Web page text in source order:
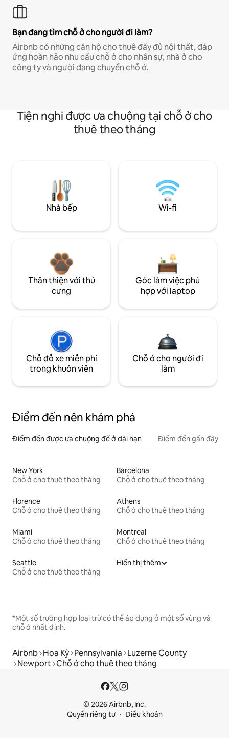
Bạn đang tìm chỗ ở cho người đi làm?
Airbnb có những căn hộ cho thuê đầy đủ nội thất, đáp
ứng hoàn hảo nhu cầu chỗ ở cho nhân sự, nhà ở cho
công ty và người đang chuyển chỗ ở.
Tiện nghi được ưa chuộng tại chỗ ở cho
thuê theo tháng
Nhà bếp Wi-fi
Thân thiện với thú
cưng
Góc làm việc phù
hợp với laptop
Chỗ đỗ xe miễn phí
trong khuôn viên
Chỗ ở cho người đi
làm
Điểm đến nên khám phá
Điểm đến được ưa chuộng để ở dài hạn Điểm đến gần đây
New York
Chỗ ở cho thuê theo tháng
Barcelona
Chỗ ở cho thuê theo tháng
Florence
Chỗ ở cho thuê theo tháng
Athens
Chỗ ở cho thuê theo tháng
Miami
Chỗ ở cho thuê theo tháng
Montreal
Chỗ ở cho thuê theo tháng
Seattle
Chỗ ở cho thuê theo tháng
Hiển thị thêm
*Một số trường hợp loại trừ có thể áp dụng ở một số vùng và
chỗ ở nhất định.
Airbnb Hoa Kỳ Pennsylvania Luzerne County
Newport Chỗ ở cho thuê theo tháng
© 2026 Airbnb, Inc.
Quyền riêng tư
Điều khoản